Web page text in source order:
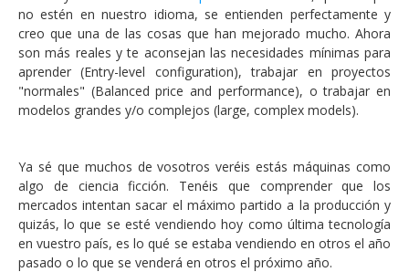
no estén en nuestro idioma, se entienden perfectamente y
creo que una de las cosas que han mejorado mucho. Ahora
son más reales y te aconsejan las necesidades mínimas para
aprender (Entry-level configuration), trabajar en proyectos
"normales" (Balanced price and performance), o trabajar en
modelos grandes y/o complejos (large, complex models).
Ya sé que muchos de vosotros veréis estás máquinas como
algo de ciencia ficción. Tenéis que comprender que los
mercados intentan sacar el máximo partido a la producción y
quizás, lo que se esté vendiendo hoy como última tecnología
en vuestro país, es lo qué se estaba vendiendo en otros el año
pasado o lo que se venderá en otros el próximo año.